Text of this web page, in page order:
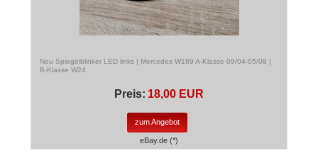
Neu Spiegelblinker LED links | Mercedes W169 A-Klasse 09/04-05/08 |
B-Klasse W24
Preis: 18,00 EUR
zum Angebot
eBay.de (*)